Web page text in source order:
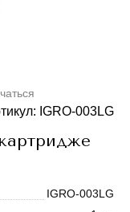
IGRO-003LG
IGRO-003LG